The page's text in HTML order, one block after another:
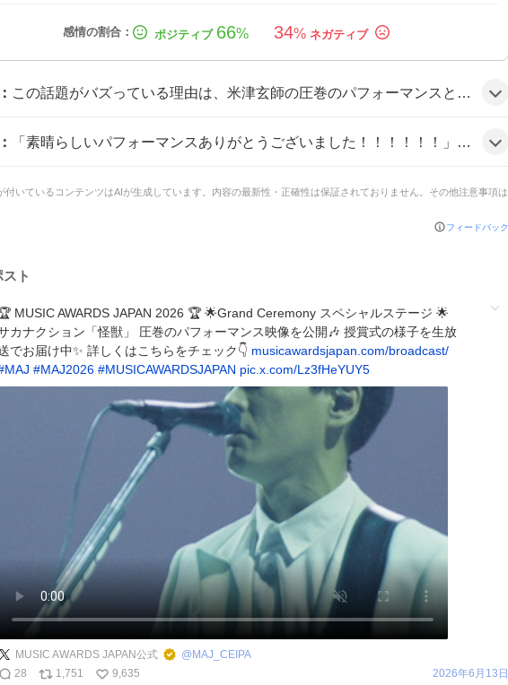
66% 34%
： この話題がバズっている理由は、米津玄師の圧巻のパフォーマンスとトヨタのサメライドという斬新な演出が話題になったこと、そして最優秀J‑POP楽曲賞受賞という快挙がファンの期待を高めたためだと思われる。
： 「素晴らしいパフォーマンスありがとうございました！！！！！！」や「やばいやばいやばいやばいて 米津さんやばいて また乗ってるし！！」といった声が多数。「TOYOTAサメライドが最高ww」や「紅白みたいだったー❤️🤍」と歓喜のコメントが飛び交う雰囲気だ。
付いているコンテンツはAIが生成しています。内容の最新性・正確性は保証されておりません。その他注意事項は
フィードバック
ト
MUSIC AWARDS JAPAN 2026 🏆 🌟Grand Ceremony スペシャルステージ 🌟
カナクション「怪獣」 圧巻のパフォーマンス映像を公開🎶 授賞式の様子を生放
でお届け中✨️ 詳しくはこちらをチェック👇 musicawardsjapan.com/broadcast/
MAJ #MAJ2026 #MUSICAWARDSJAPAN pic.x.com/Lz3fHeYUY5
MUSIC AWARDS JAPAN公式 @MAJ_CEIPA
28
1,751 9,635 2026年6月13日